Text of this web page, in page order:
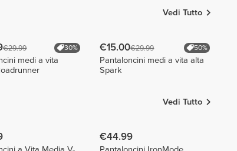
Vedi Tutto
€29.99 30%
medi a vita
€15.00€29.99 50%
Pantaloncini medi a vita alta
Spark
Vedi Tutto
€44.99